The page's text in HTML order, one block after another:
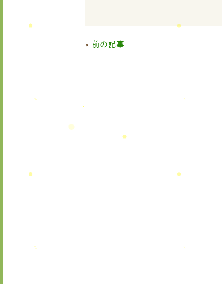
« 前の記事